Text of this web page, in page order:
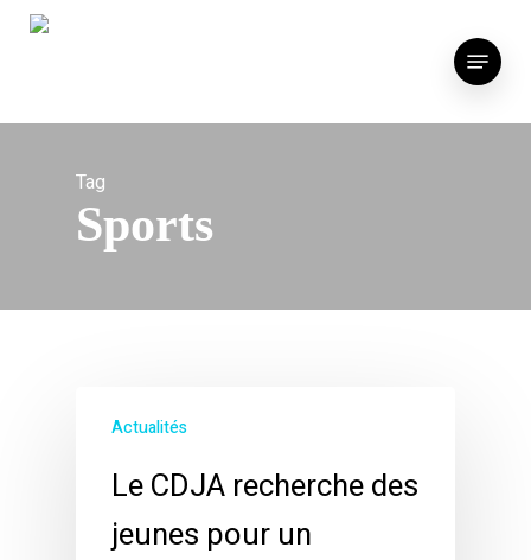
Skip
Menu
Tag
Sports
Actualités
Le CDJA recherche des
jeunes pour un